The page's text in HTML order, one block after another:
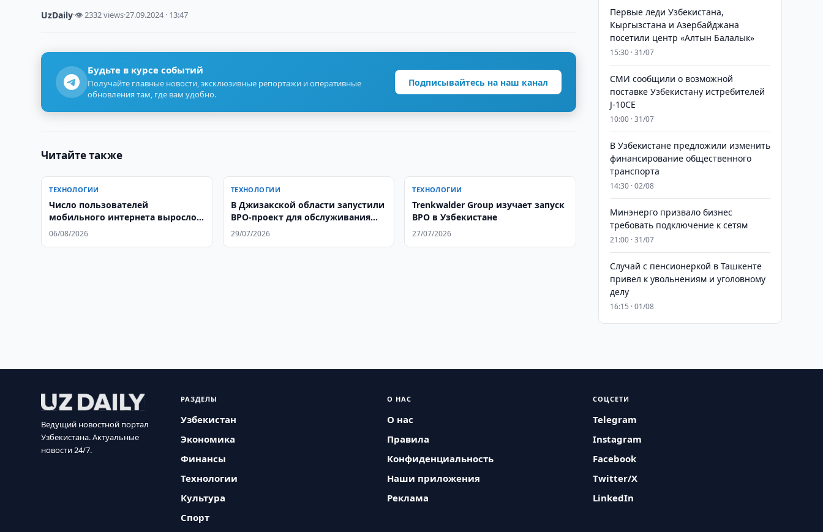
UzDaily·👁 2332 views·27.09.2024 · 13:47
Будьте в курсе событий
Получайте главные новости, эксклюзивные репортажи и оперативные
обновления там, где вам удобно.
Подписывайтесь на наш канал
Читайте также
ТЕХНОЛОГИИ
Число пользователей
мобильного интернета выросло в
4,3 раза
06/08/2026
ТЕХНОЛОГИИ
В Джизакской области запустили
BPO-проект для обслуживания
грузоперевозок в США
29/07/2026
ТЕХНОЛОГИИ
Trenkwalder Group изучает запуск
BPO в Узбекистане
27/07/2026
Первые леди Узбекистана,
Кыргызстана и Азербайджана
посетили центр «Алтын Балалык»
15:30 · 31/07
СМИ сообщили о возможной
поставке Узбекистану истребителей
J-10CE
10:00 · 31/07
В Узбекистане предложили изменить
финансирование общественного
транспорта
14:30 · 02/08
Минэнерго призвало бизнес
требовать подключение к сетям
21:00 · 31/07
Случай с пенсионеркой в Ташкенте
привел к увольнениям и уголовному
делу
16:15 · 01/08
Ведущий новостной портал
Узбекистана. Актуальные
новости 24/7.
РАЗДЕЛЫ
Узбекистан
Экономика
Финансы
Технологии
Культура
Спорт
О НАС
О нас
Правила
Конфиденциальность
Наши приложения
Реклама
СОЦСЕТИ
Telegram
Instagram
Facebook
Twitter/X
LinkedIn